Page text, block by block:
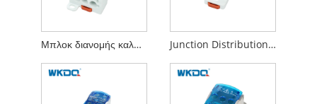
Μπλοκ διανομής καλωδίων βιομηχανικής ισχύος, μπλοκ διανομής σιδηροτροχιών Din UKK 250A Junction Distribution Box UKK 160A Power Block Distributor με διαφανές κάλυμμα